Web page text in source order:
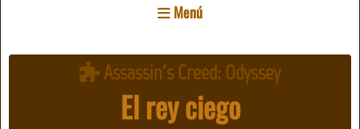
Menú
Assassin's Creed: Odyssey
El rey ciego